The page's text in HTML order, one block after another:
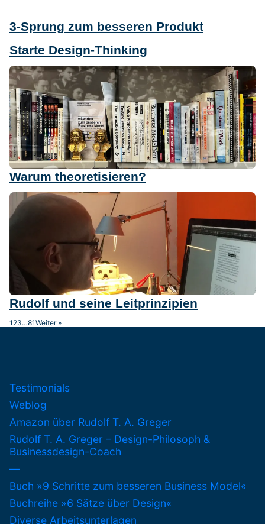
3-Sprung zum besseren Produkt
Starte Design-Thinking
Warum theoretisieren?
Rudolf und seine Leitprinzipien
1 23…81Weiter »
Testimonials
Weblog
Amazon über Rudolf T. A. Greger
Rudolf T. A. Greger – Design-Philosoph &
Businessdesign-Coach
—
Buch »9 Schritte zum besseren Business Model«
Buchreihe »6 Sätze über Design«
Diverse Arbeitsunterlagen